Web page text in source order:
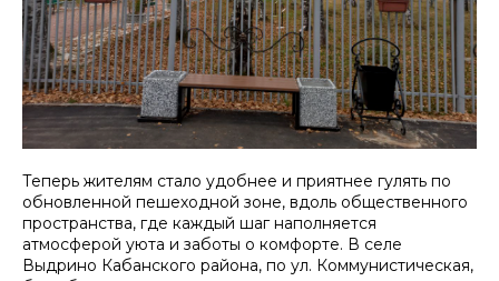
Теперь жителям стало удобнее и приятнее гулять по
обновленной пешеходной зоне, вдоль общественного
пространства, где каждый шаг наполняется
атмосферой уюта и заботы о комфорте. В селе
Выдрино Кабанского района, по ул. Коммунистическая,